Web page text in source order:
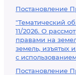
Постановление
"Тематический
11/2026. О
правами на
земель, изъятых
с
Постановление